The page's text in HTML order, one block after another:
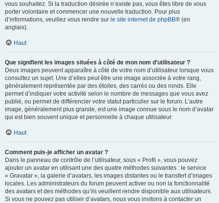
vous souhaitez. Si la traduction désirée n’existe pas, vous êtes libre de vous
porter volontaire et commencer une nouvelle traduction. Pour plus
d’informations, veuillez vous rendre sur le site internet de phpBB® (en
anglais).
Haut
Que signifient les images situées à côté de mon nom d’utilisateur ?
Deux images peuvent apparaître à côté de votre nom d’utilisateur lorsque vous
consultez un sujet. Une d’elles peut être une image associée à votre rang,
généralement représentée par des étoiles, des carrés ou des ronds. Elle
permet d’indiquer votre activité selon le nombre de messages que vous avez
publié, ou permet de différencier votre statut particulier sur le forum. L’autre
image, généralement plus grande, est une image connue sous le nom d’avatar
qui est bien souvent unique et personnelle à chaque utilisateur.
Haut
Comment puis-je afficher un avatar ?
Dans le panneau de contrôle de l’utilisateur, sous « Profil », vous pouvez
ajouter un avatar en utilisant une des quatre méthodes suivantes : le service
« Gravatar », la galerie d’avatars, les images distantes ou le transfert d’images
locales. Les administrateurs du forum peuvent activer ou non la fonctionnalité
des avatars et des méthodes qu’ils veuillent rendre disponible aux utilisateurs.
Si vous ne pouvez pas utiliser d’avatars, nous vous invitons à contacter un